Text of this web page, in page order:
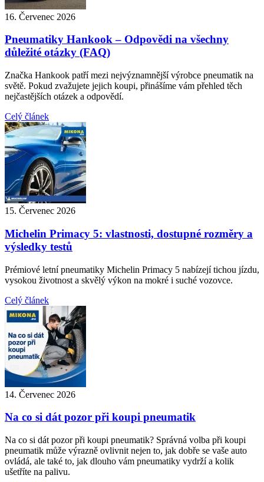
16. Červenec 2026
Pneumatiky Hankook – Odpovědi na všechny
důležité otázky (FAQ)
Značka Hankook patří mezi nejvýznamnější výrobce pneumatik na
světě. Pokud zvažujete jejich koupi, přinášíme vám přehled těch
nejčastějších otázek a odpovědí.
Celý článek
15. Červenec 2026
Michelin Primacy 5: vlastnosti, dostupné rozměry a
výsledky testů
Prémiové letní pneumatiky Michelin Primacy 5 nabízejí tichou jízdu,
vysokou životnost a skvělý výkon na mokré i suché vozovce.
Celý článek
14. Červenec 2026
Na co si dát pozor při koupi pneumatik
Na co si dát pozor při koupi pneumatik? Správná volba při koupi
pneumatik může výrazně ovlivnit nejen to, jak dobře se vaše auto
ovládá, ale také to, jak dlouho vám pneumatiky vydrží a kolik
ušetříte na palivu.